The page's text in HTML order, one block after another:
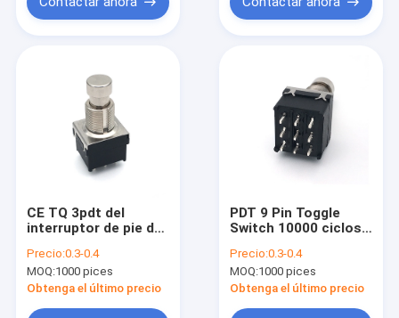
Productos
Sobre nosotros
Visita a la fábrica
noticias
CE TQ 3pdt del
interruptor de pie de
250VAC que traba el
interruptor de pie
Precio:0.3-0.4
MOQ:1000 pices
Obtenga el último precio
PDT 9 Pin Toggle
Switch 10000 ciclos
pisan fuerte SF17
Precio:0.3-0.4
MOQ:1000 pices
Obtenga el último precio